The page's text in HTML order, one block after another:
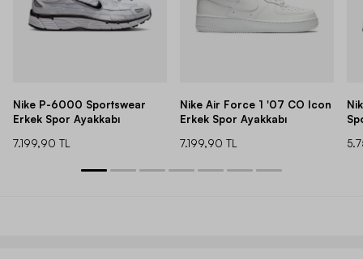
Nike P-6000 Sportswear
Erkek Spor Ayakkabı
7.199,90 TL
Nike Air Force 1 '07 CO Icon
Erkek Spor Ayakkabı
7.199,90 TL